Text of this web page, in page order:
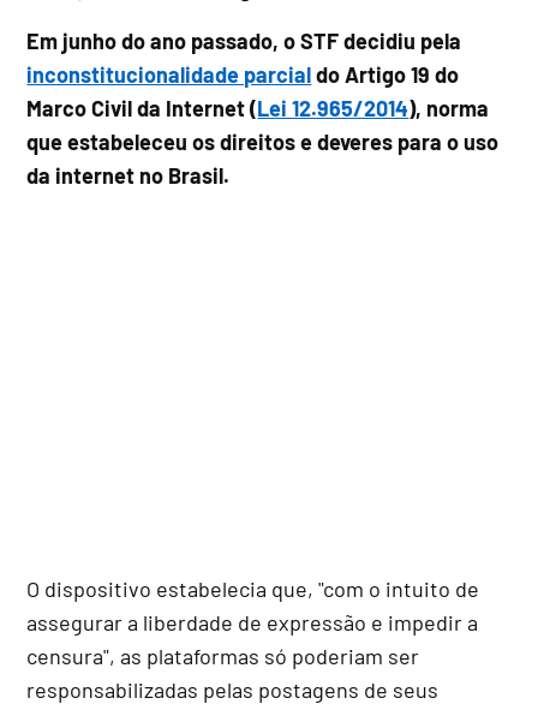
Em junho do ano passado, o STF decidiu pela
inconstitucionalidade parcialdo Artigo 19 do
Marco Civil da Internet (Lei 12.965/2014), norma
que estabeleceu os direitos e deveres para o uso
da internet no Brasil.
O dispositivo estabelecia que, "com o intuito de
assegurar a liberdade de expressão e impedir a
censura", as plataformas só poderiam ser
responsabilizadas pelas postagens de seus